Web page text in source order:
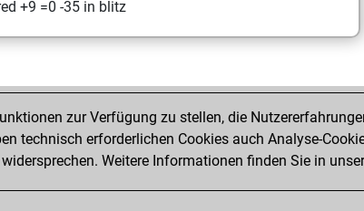
+9 =0 -35 in blitz
zur Verfügung zu stellen, die
technisch erforderlichen Cookies auch Analyse-
Weitere Informationen finden Sie in